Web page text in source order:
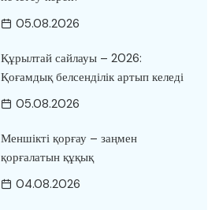
05.08.2026
Құрылтай сайлауы – 2026:
Қоғамдық белсенділік артып келеді
05.08.2026
Меншікті қорғау – заңмен
қорғалатын құқық
04.08.2026